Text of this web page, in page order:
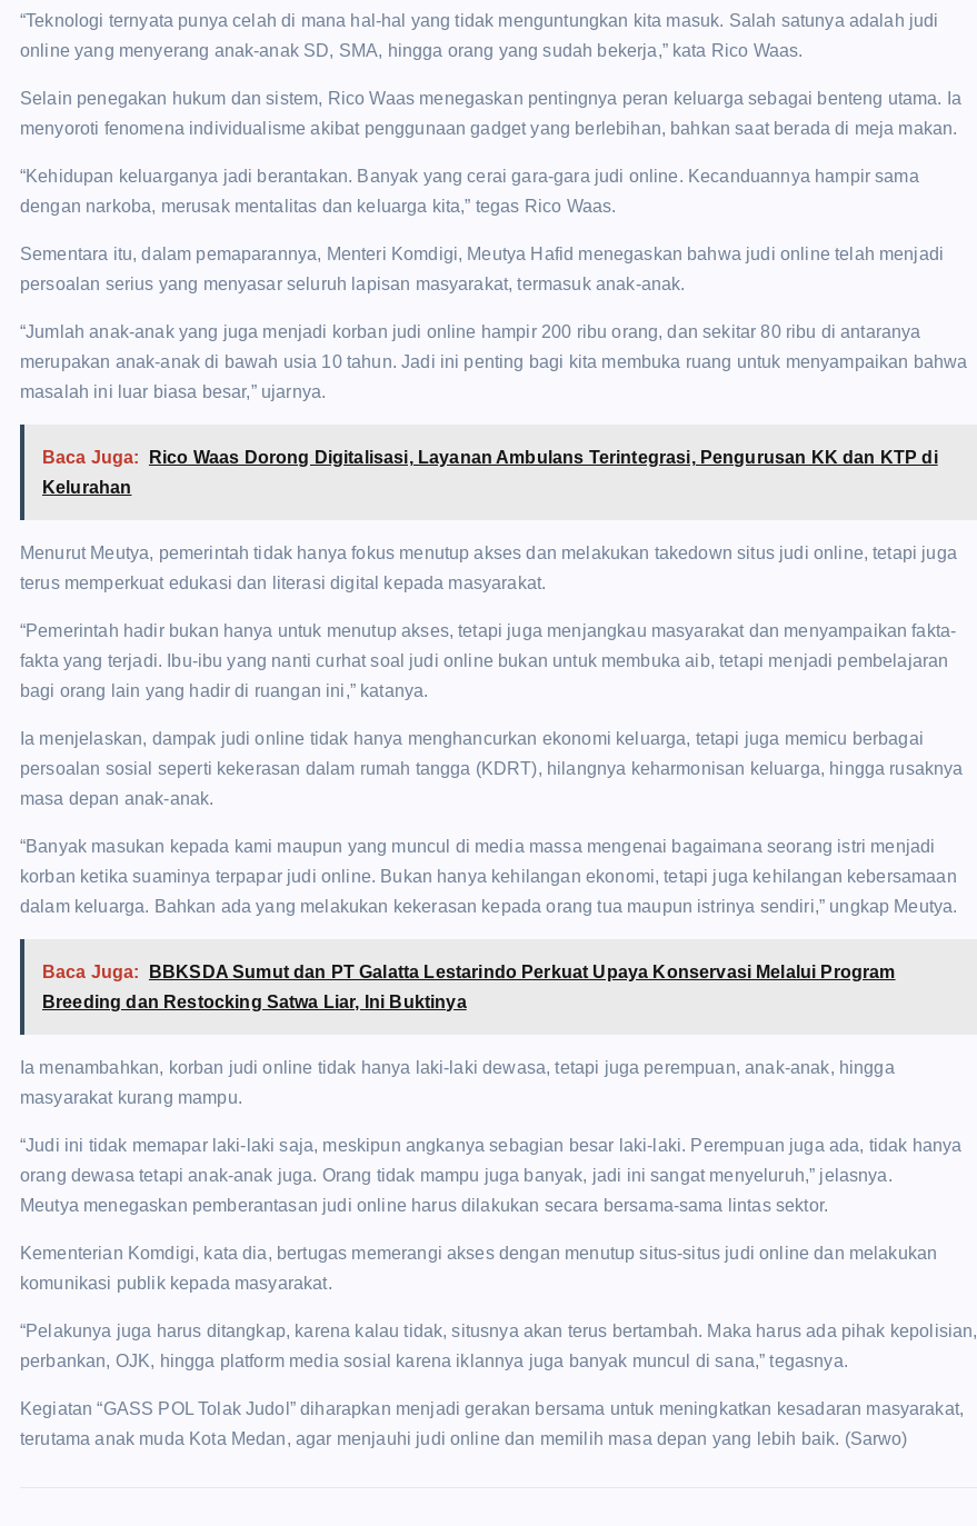
“Teknologi ternyata punya celah di mana hal-hal yang tidak menguntungkan kita masuk. Salah satunya adalah judi
online yang menyerang anak-anak SD, SMA, hingga orang yang sudah bekerja,” kata Rico Waas.
Selain penegakan hukum dan sistem, Rico Waas menegaskan pentingnya peran keluarga sebagai benteng utama. Ia
menyoroti fenomena individualisme akibat penggunaan gadget yang berlebihan, bahkan saat berada di meja makan.
“Kehidupan keluarganya jadi berantakan. Banyak yang cerai gara-gara judi online. Kecanduannya hampir sama
dengan narkoba, merusak mentalitas dan keluarga kita,” tegas Rico Waas.
Sementara itu, dalam pemaparannya, Menteri Komdigi, Meutya Hafid menegaskan bahwa judi online telah menjadi
persoalan serius yang menyasar seluruh lapisan masyarakat, termasuk anak-anak.
“Jumlah anak-anak yang juga menjadi korban judi online hampir 200 ribu orang, dan sekitar 80 ribu di antaranya
merupakan anak-anak di bawah usia 10 tahun. Jadi ini penting bagi kita membuka ruang untuk menyampaikan bahwa
masalah ini luar biasa besar,” ujarnya.
Baca Juga:
Rico Waas Dorong Digitalisasi, Layanan Ambulans Terintegrasi, Pengurusan KK dan KTP di
Kelurahan
Menurut Meutya, pemerintah tidak hanya fokus menutup akses dan melakukan takedown situs judi online, tetapi juga
terus memperkuat edukasi dan literasi digital kepada masyarakat.
“Pemerintah hadir bukan hanya untuk menutup akses, tetapi juga menjangkau masyarakat dan menyampaikan fakta-
fakta yang terjadi. Ibu-ibu yang nanti curhat soal judi online bukan untuk membuka aib, tetapi menjadi pembelajaran
bagi orang lain yang hadir di ruangan ini,” katanya.
Ia menjelaskan, dampak judi online tidak hanya menghancurkan ekonomi keluarga, tetapi juga memicu berbagai
persoalan sosial seperti kekerasan dalam rumah tangga (KDRT), hilangnya keharmonisan keluarga, hingga rusaknya
masa depan anak-anak.
“Banyak masukan kepada kami maupun yang muncul di media massa mengenai bagaimana seorang istri menjadi
korban ketika suaminya terpapar judi online. Bukan hanya kehilangan ekonomi, tetapi juga kehilangan kebersamaan
dalam keluarga. Bahkan ada yang melakukan kekerasan kepada orang tua maupun istrinya sendiri,” ungkap Meutya.
Baca Juga:
BBKSDA Sumut dan PT Galatta Lestarindo Perkuat Upaya ‎Konservasi Melalui Program
Breeding dan Restocking Satwa Liar‎, Ini Buktinya
Ia menambahkan, korban judi online tidak hanya laki-laki dewasa, tetapi juga perempuan, anak-anak, hingga
masyarakat kurang mampu.
“Judi ini tidak memapar laki-laki saja, meskipun angkanya sebagian besar laki-laki. Perempuan juga ada, tidak hanya
orang dewasa tetapi anak-anak juga. Orang tidak mampu juga banyak, jadi ini sangat menyeluruh,” jelasnya.
Meutya menegaskan pemberantasan judi online harus dilakukan secara bersama-sama lintas sektor.
Kementerian Komdigi, kata dia, bertugas memerangi akses dengan menutup situs-situs judi online dan melakukan
komunikasi publik kepada masyarakat.
“Pelakunya juga harus ditangkap, karena kalau tidak, situsnya akan terus bertambah. Maka harus ada pihak kepolisian,
perbankan, OJK, hingga platform media sosial karena iklannya juga banyak muncul di sana,” tegasnya.
Kegiatan “GASS POL Tolak Judol” diharapkan menjadi gerakan bersama untuk meningkatkan kesadaran masyarakat,
terutama anak muda Kota Medan, agar menjauhi judi online dan memilih masa depan yang lebih baik. (Sarwo)